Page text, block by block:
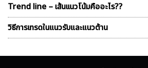
Trend line – เส้นเเนวโน้มคืออะไร??
วิธีการเทรดในแนวรับและแนวต้าน